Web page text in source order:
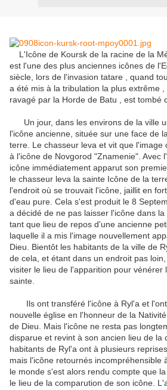
L'Icône de Koursk de la racine de la
est l'une des plus anciennes icônes de
siècle, lors de l'invasion tatare , quand
a été mis à la tribulation la plus extrême ,
ravagé par la Horde de Batu , est tombé
Un jour, dans les environs de la ville
l'icône ancienne, située sur une face de
terre. Le chasseur leva et vit que l'image
à l'icône de Novgorod "Znamenie". Avec
icône immédiatement apparut son
le chasseur leva la sainte Icône de la
l'endroit où se trouvait l'icône, jaillit en
d'eau pure. Cela s'est produit le 8
a décidé de ne pas laisser l'icône dans
tant que lieu de repos d'une ancienne
laquelle il a mis l'image nouvellement
Dieu.
Bientôt les habitants de la ville de
de cela, et étant dans un endroit pas
visiter le lieu de l'apparition pour vénérer
sainte.
Ils ont transféré l'icône à Ryl'a et l'ont
nouvelle église en l'honneur de la
de Dieu.
Mais l'icône ne resta pas
disparue et revint à son ancien lieu de la
habitants de Ryl'a ont à plusieurs
mais l'icône retournés incompréhensible
le monde s'est alors rendu compte que
le lieu de la comparution de son icône.